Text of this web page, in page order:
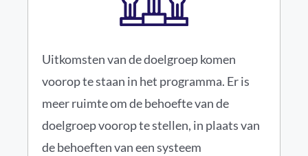
Uitkomsten van de doelgroep komen
voorop te staan in het programma. Er is
meer ruimte om de behoefte van de
doelgroep voorop te stellen, in plaats van
de behoeften van een systeem